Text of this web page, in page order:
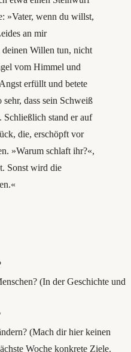
»Vater, wenn du willst,
an mir
Willen tun, nicht
vom Himmel und
erfüllt und betete
dass sein Schweiß
stand er auf
die, erschöpft vor
»Warum schlaft ihr?«,
Sonst wird die
(In der Geschichte und
(Mach dir hier keinen
Woche konkrete Ziele.